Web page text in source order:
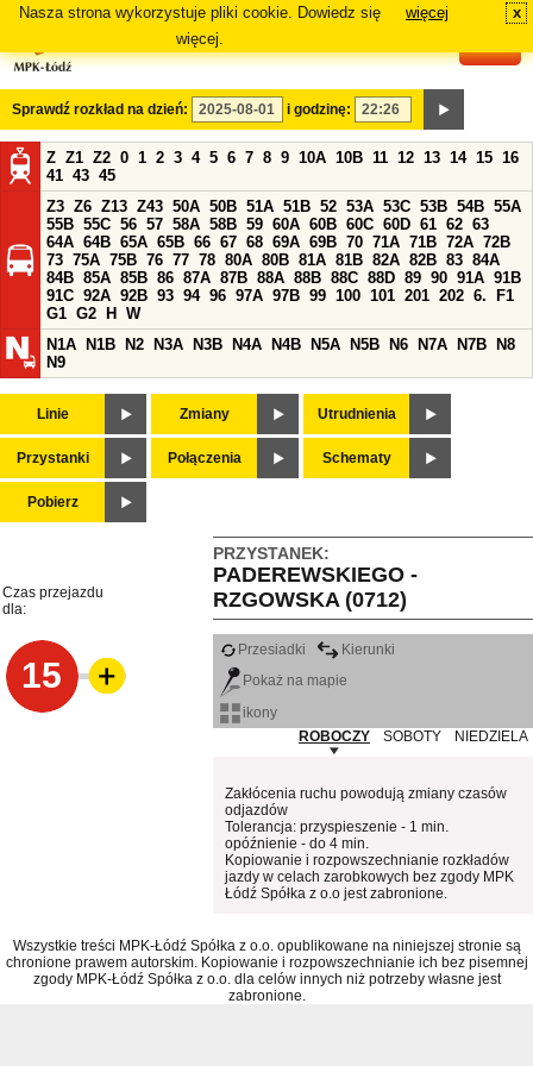
Nasza strona wykorzystuje pliki cookie. Dowiedz się
więcej.
więcej x
Sprawdź rozkład na dzień: i godzinę:
Z Z1 Z2 0 1 2 3 4 5 6 7 8 9 10A 10B 11 12 13 14 15 16
41 43 45
Z3 Z6 Z13 Z43 50A 50B 51A 51B 52 53A 53C 53B 54B 55A
55B 55C 56 57 58A 58B 59 60A 60B 60C 60D 61 62 63
64A 64B 65A 65B 66 67 68 69A 69B 70 71A 71B 72A 72B
73 75A 75B 76 77 78 80A 80B 81A 81B 82A 82B 83 84A
84B 85A 85B 86 87A 87B 88A 88B 88C 88D 89 90 91A 91B
91C 92A 92B 93 94 96 97A 97B 99 100 101 201 202 6.
F1
G1 G2 H
W
N1A
N1B N2 N3A N3B N4A N4B N5A N5B N6 N7A N7B
N8
N9
Linie Zmiany Utrudnienia
Przystanki Połączenia Schematy
Pobierz
PRZYSTANEK:
PADEREWSKIEGO -
RZGOWSKA (0712)
Czas przejazdu
dla:
15
Przesiadki
Kierunki
Pokaż na mapie
ikony
ROBOCZY
SOBOTY NIEDZIELA
Zakłócenia ruchu powodują zmiany czasów
odjazdów
Tolerancja: przyspieszenie - 1 min.
opóźnienie - do 4 min.
Kopiowanie i rozpowszechnianie rozkładów
jazdy w celach zarobkowych bez zgody MPK
Łódź Spółka z o.o jest zabronione.
Wszystkie treści MPK-Łódź Spółka z o.o. opublikowane na niniejszej stronie są
chronione prawem autorskim. Kopiowanie i rozpowszechnianie ich bez pisemnej
zgody MPK-Łódź Spółka z o.o. dla celów innych niż potrzeby własne jest
zabronione.